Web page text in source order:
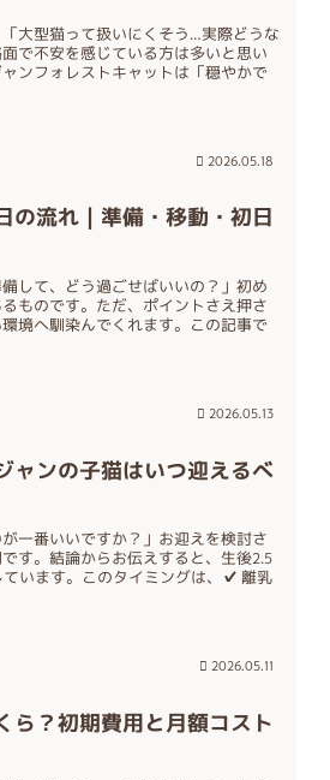
大型猫って扱いにくそう…実際どうな
で不安を感じている方は多いと思い
ンフォレストキャットは「穏やかで
2026.05.18
の流れ｜準備・移動・初日
して、どう過ごせばいいの？」初め
ものです。ただ、ポイントさえ押さ
境へ馴染んでくれます。この記事で
2026.05.13
ャンの子猫はいつ迎えるべ
一番いいですか？」お迎えを検討さ
す。結論からお伝えすると、生後2.5
います。このタイミングは、✔ 離乳
2026.05.11
ら？初期費用と月額コスト